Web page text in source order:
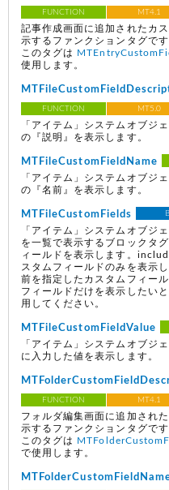
FUNCTION MT4.1
記事作成画面に追加されたカ
示するファンクションタグです
このタグは
使用します。
FUNCTION MT5.0
「アイテム」システムオブジ
の『説明』を表示します。
MTFileCustomFieldName
「アイテム」システムオブジ
の『名前』を表示します。
MTFileCustomFields
「アイテム」システムオブジ
を一覧で表示するブロックタ
ィールドを表示します。
スタムフィールドのみを表示
前を指定したカスタムフィー
フィールドだけを表示したい
用してください。
MTFileCustomFieldValue
「アイテム」システムオブジ
に入力した値を表示します。
FUNCTION MT4.1
フォルダ編集画面に追加され
示するファンクションタグです
このタグは
で使用します。